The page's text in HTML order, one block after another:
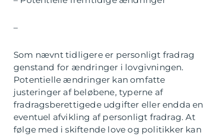
–
Som nævnt tidligere er personligt fradrag
genstand for ændringer i lovgivningen.
Potentielle ændringer kan omfatte
justeringer af beløbene, typerne af
fradragsberettigede udgifter eller endda en
eventuel afvikling af personligt fradrag. At
følge med i skiftende love og politikker kan